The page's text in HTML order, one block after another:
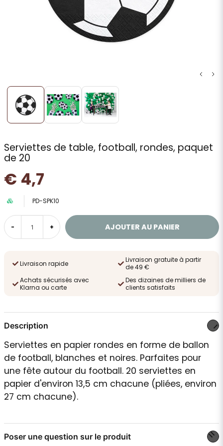
Serviettes de table, football, rondes, paquet
de 20
€ 4,7
PD-SPK10
- + AJOUTER AU PANIER
Livraison rapide
Livraison gratuite à partir
de 49 €
Achats sécurisés avec
Klarna ou carte
Des dizaines de milliers de
clients satisfaits
Description
Serviettes en papier rondes en forme de ballon
de football, blanches et noires. Parfaites pour
une fête autour du football. 20 serviettes en
papier d'environ 13,5 cm chacune (pliées, environ
27 cm chacune).
Poser une question sur le produit